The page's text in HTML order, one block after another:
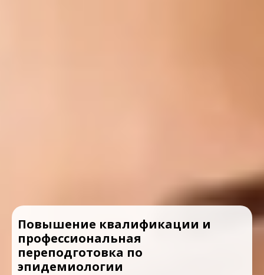
Повышение квалификации и
профессиональная
переподготовка по
эпидемиологии